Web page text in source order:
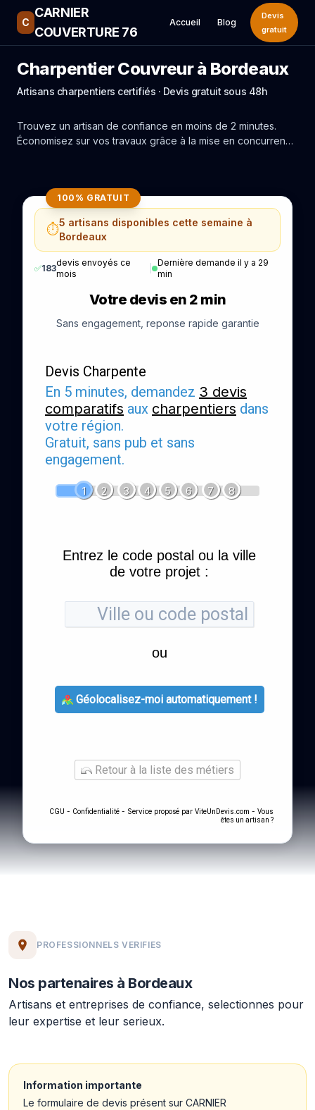
C
CARNIER
COUVERTURE 76
Accueil Blog
Devis
gratuit
Charpentier Couvreur à Bordeaux
Artisans charpentiers certifiés · Devis gratuit sous 48h
Trouvez un artisan de confiance en moins de 2 minutes.
Économisez sur vos travaux grâce à la mise en concurrence
100% GRATUIT
⏱️5 artisans disponibles cette semaine à
Bordeaux
✅183
devis envoyés ce
mois
Dernière demande il y a 29
min
Votre devis en 2 min
Sans engagement, reponse rapide garantie
Devis Charpente
En 5 minutes, demandez 3 devis
comparatifs aux charpentiers dans
votre région.
Gratuit, sans pub et sans
engagement.
1 2 3 4 5 6 7 8
Entrez le code postal ou la ville
de votre projet :
ou
Géolocalisez-moi automatiquement !
Retour à la liste des métiers
CGU - Confidentialité - Service proposé par ViteUnDevis.com - Vous
êtes un artisan ?
PROFESSIONNELS VERIFIES
Nos partenaires à Bordeaux
Artisans et entreprises de confiance, selectionnes pour
leur expertise et leur serieux.
Information importante
Le formulaire de devis présent sur CARNIER